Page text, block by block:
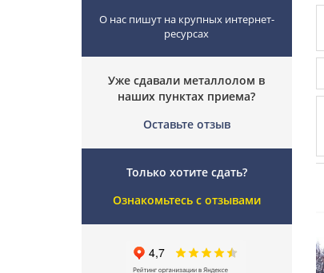
О нас пишут на крупных интернет-
ресурсах
Уже сдавали металлолом в
наших пунктах приема?
Оставьте отзыв
Только хотите сдать?
Ознакомьтесь с отзывами